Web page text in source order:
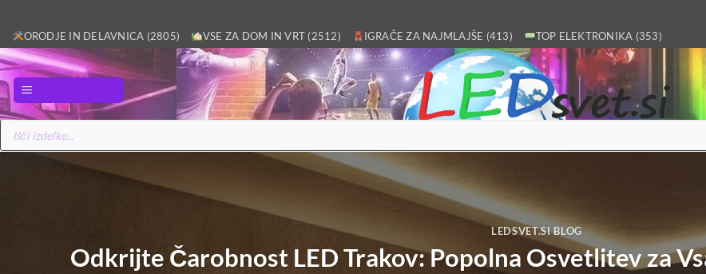
Skoči
na
vsebino
ORODJE IN DELAVNICA (2805) VSE ZA DOM IN VRT (2512) IGRAČE ZA NAJMLAJŠE (413) TOP ELEKTRONIKA (353)
Products
search
LEDSVET.SI BLOG
Odkrijte Čarobnost LED Trakov: Popolna Osvetlitev za